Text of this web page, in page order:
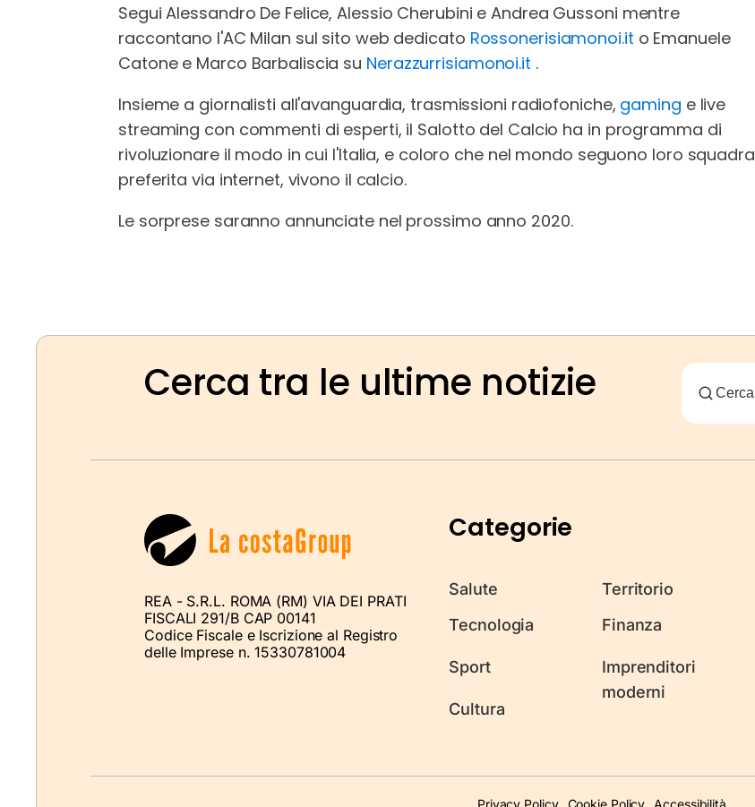
Segui Alessandro De Felice, Alessio Cherubini e Andrea Gussoni mentre
raccontano l'AC Milan sul sito web dedicato Rossonerisiamonoi.it o Emanuele
Catone e Marco Barbaliscia su Nerazzurrisiamonoi.it .
Insieme a giornalisti all'avanguardia, trasmissioni radiofoniche, gaming e live
streaming con commenti di esperti, il Salotto del Calcio ha in programma di
rivoluzionare il modo in cui l'Italia, e coloro che nel mondo seguono loro squadra
preferita via internet, vivono il calcio.
Le sorprese saranno annunciate nel prossimo anno 2020.
Cerca tra le ultime notizie
REA - S.R.L. ROMA (RM) VIA DEI PRATI
FISCALI 291/B CAP 00141
Codice Fiscale e Iscrizione al Registro
delle Imprese n. 15330781004
Categorie
Salute
Tecnologia
Sport
Cultura
Territorio
Finanza
Imprenditori
moderni
Privacy Policy Cookie Policy Accessibilità